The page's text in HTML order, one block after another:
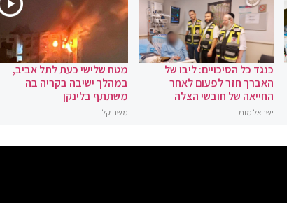
כנגד כל הסיכויים: ליבו של
האברך חזר לפעום לאחר
החייאה של חובשי הצלה
ישראל מונק
מטח שלישי כעת לתל אביב,
במהלך ישיבה בקריה בה
משתתף בלינקן
משה קליין